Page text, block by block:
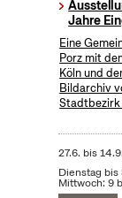
Jahre
Eine
Porz mit
Köln und
Bildarchiv
Stadtbezirk
27.6. bis
Dienstag bis
Mittwoch: 9